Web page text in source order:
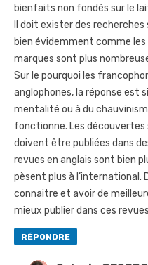
bienfaits non fondés sur le
Il doit exister des
bien évidemment comme
marques sont plus
Sur le pourquoi les
anglophones, la réponse est
mentalité ou à du
fonctionne. Les
doivent être publiées dans
revues en anglais sont bien
pèsent plus à l’international.
connaitre et avoir de
mieux publier dans ces
RÉPONDRE